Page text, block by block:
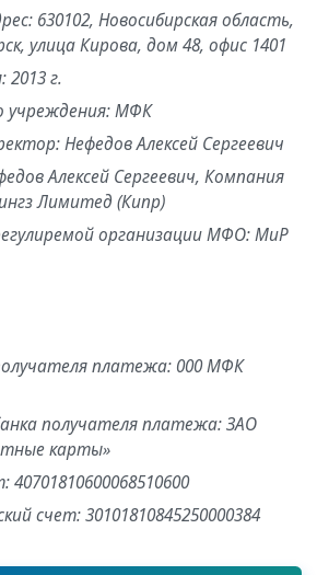
630102, Новосибирская область,
улица Кирова, дом 48, офис 1401
г.
учреждения: МФК
Нефедов Алексей Сергеевич
Алексей Сергеевич, Компания
Лимитед (Кипр)
организации МФО: МиР
платежа: 000 МФК
получателя платежа: ЗАО
карты»
счет: 30101810845250000384